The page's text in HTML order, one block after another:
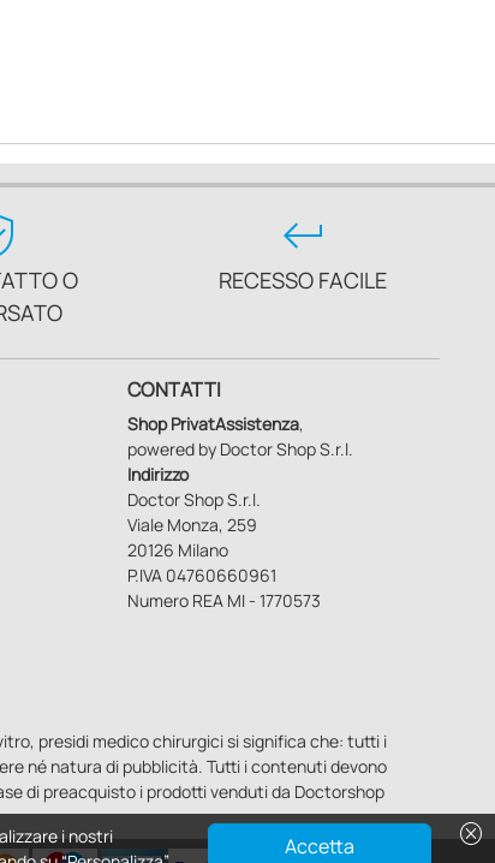
O
keyboard_return
RECESSO FACILE
CONTATTI
Shop PrivatAssistenza,
powered by Doctor Shop S.r.l.
Indirizzo
Doctor Shop S.r.l.
Viale Monza, 259
20126 Milano
P.IVA 04760660961
Numero REA MI - 1770573
presidi medico chirurgici si significa che: tutti i
né natura di pubblicità. Tutti i contenuti devono
di preacquisto i prodotti venduti da Doctorshop
cancel
i nostri
Accetta